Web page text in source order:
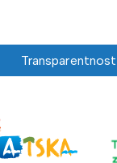
Transparentnost